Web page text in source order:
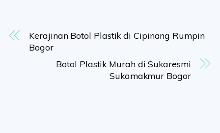
Kerajinan Botol Plastik di Cipinang Rumpin
Bogor
Botol Plastik Murah di Sukaresmi
Sukamakmur Bogor